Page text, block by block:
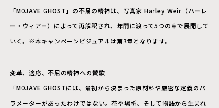
「MOJAVE GHOST」の不屈の精神は、写真家 Harley Weir（ハーレ
ー・ウィアー）によって再解釈され、年間に渡って5つの章で展開して
いく。※本キャンペーンビジュアルは第3章となります。
変革、適応、不屈の精神への賛歌
「MOJAVE GHOSTには、最初から決まった原材料や厳密な定義のパ
ラメーターがあったわけではない。花や場所、そして物語から生まれ